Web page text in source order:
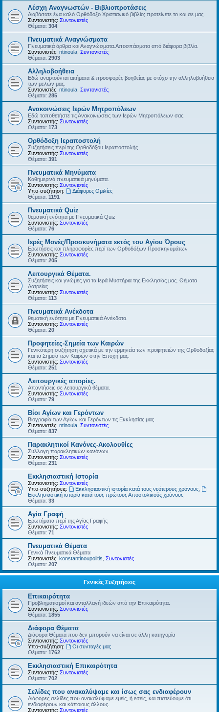
Λέσχη Αναγνωστών - Βιβλιοπροτάσεις
Διαβάσατε ένα καλό Ορθόδοξο Χριστιανικό βιβλίο; προτείνετε το και σε μας.
Συντονιστής: Συντονιστές
Θέματα: 304
Πνευματικά Αναγνώσματα
Πνευματικά άρθρα και Αναγνώσματα.Αποσπάσματα από διάφορα βιβλία.
Συντονιστές: ntinoula Συντονιστές
Θέματα: 2903
Αλληλοβοήθεια
Εδώ αναρτούνται αιτήματα & προσφορές βοηθείας με στόχο την αλληλοβοήθεια
των μελών μας.
Συντονιστές: ntinoula Συντονιστές
Θέματα: 285
Ανακοινώσεις Ιερών Μητροπόλεων
Εδώ τοποθετήστε τις Ανακοινώσεις των Ιερών Μητροπόλεων σας
Συντονιστής: Συντονιστές
Θέματα: 173
Ορθόδοξη Ιεραποστολή
Συζητήσεις περί της Ορθοδόξου Ιεραποστολής.
Συντονιστής: Συντονιστές
Θέματα: 391
Πνευματικά Μηνύματα
Καθημερινά πνευματικά μηνύματα.
Συντονιστής: Συντονιστές
Υπο-συζήτηση:
Διάφορες Ομιλίες
Θέματα: 1191
Πνευματικά Quiz
θεματική ενότητα με Πνευματικά Quiz
Συντονιστής: Συντονιστές
Θέματα: 76
Ιερές Μονές/Προσκυνήματα εκτός του Αγίου Όρους
Ερωτήσεις και πληροφορίες περί των Ορθοδόξων Προσκηνυμάτων
Συντονιστής: Συντονιστές
Θέματα: 205
Λειτουργικά Θέματα.
Συζητήσεις και γνώμες για τα Ιερά Μυστήρια της Εκκλησίας μας. Θέματα
Λατρείας.
Συντονιστής: Συντονιστές
Θέματα: 113
Πνευματικά Ανέκδοτα
θεματική ενότητα με Πνευματικά Ανέκδοτα.
Συντονιστής: Συντονιστές
Θέματα: 20
Προφητείες-Σημεία των Καιρών
Γενικότερη συζήτηση σχετικά με την ερμηνεία των προφητειών της Ορθοδοξίας
και τα Σημεία των Καιρών στην Εποχή μας.
Συντονιστής: Συντονιστές
Θέματα: 251
Λειτουργικές απορίες.
Απαντήσεις σε λειτουργικά θέματα.
Συντονιστής: Συντονιστές
Θέματα: 79
Βίοι Αγίων και Γερόντων
Βιογραφία των Αγίων και Γερόντων τις Εκκλησίας μας
Συντονιστές: ntinoula Συντονιστές
Θέματα: 837
Παρακλητικοί Κανόνες-Ακολουθίες
Συλλογη παρακλητικών κανόνων
Συντονιστής: Συντονιστές
Θέματα: 231
Εκκλησιαστική Ιστορία
Συντονιστής: Συντονιστές
Υπο-συζητήσεις:
Εκκλησιαστική ιστορία κατά τους νεότερους χρόνους,
Εκκλησιαστική ιστορία κατά τους πρώτους Αποστολικούς χρόνους
Θέματα: 33
Αγία Γραφή
Ερωτήματα περί της Αγίας Γραφής
Συντονιστής: Συντονιστές
Θέματα: 71
Πνευματικά Θέματα
Γενικά Πνευματικά Θέματα
Συντονιστές: konstantinoupolitis Συντονιστές
Θέματα: 207
Γενικές Συζητήσεις
Επικαιρότητα
Προβληματισμοί και ανταλλαγή ιδεών από την Επικαιρότητα.
Συντονιστής: Συντονιστές
Θέματα: 1855
Διάφορα Θέματα
Διάφορα Θέματα που δεν μπορούν να είναι σε άλλη κατηγορία
Συντονιστής: Συντονιστές
Υπο-συζήτηση:
Οι συνταγές μας
Θέματα: 1762
Εκκλησιαστική Επικαιρότητα
Συντονιστής: Συντονιστές
Θέματα: 702
Σελίδες που ανακαλύψαμε και ίσως σας ενδιαφέρουν
Διάφορες σελίδες που ανακαλύψαμε εμείς, ή εσείς, και πιστεύουμε ότι
ενδιαφέρουν και κάποιους άλλους.
Συντονιστής: Συντονιστές